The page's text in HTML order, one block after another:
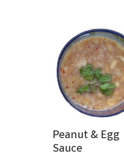
Peanut & Egg
Sauce